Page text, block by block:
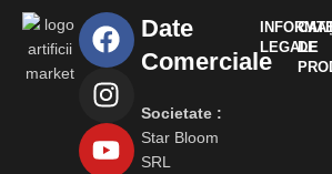
Date
Comerciale
Societate :
Star Bloom
SRL
LEGALE
DE